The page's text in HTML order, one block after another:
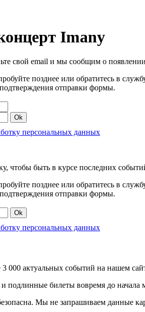
Imany
свой email и мы сообщим о
позднее или обратитесь в
отправки формы.
Ok
персональных данных
чтобы быть в курсе последних
позднее или обратитесь в
отправки формы.
Ok
персональных данных
000 актуальных событий на нашем
подлинные билеты вовремя до начала
Мы не запрашиваем данные